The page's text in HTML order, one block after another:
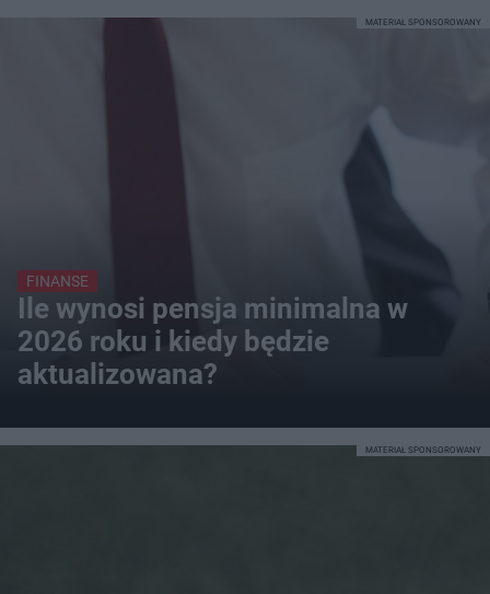
FINANSE
Ile wynosi pensja minimalna w
2026 roku i kiedy będzie
aktualizowana?
MATERIAŁ SPONSOROWANY
MATERIAŁ SPONSOROWANY